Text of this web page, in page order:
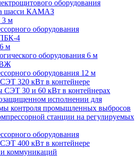
оборудования
шасси КАМАЗ
3 м
оборудования
4
м
оборудования 6 м
оборудования 12 м
320 кВт в контейнере
СЭТ 30 и 60 кВт в контейнерах
исполнении для
контроля промышленных выбросов
станции на регулируемых
оборудования
400 кВт в контейнере
и коммуникаций